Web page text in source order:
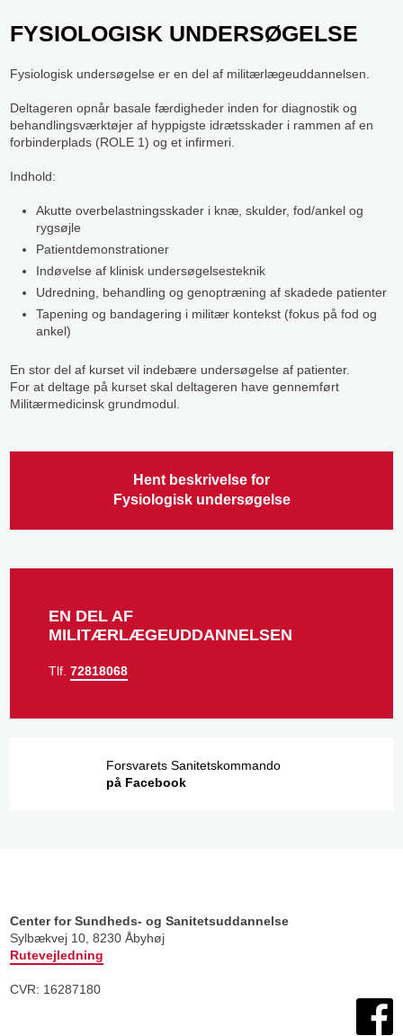
FYSIOLOGISK UNDERSØGELSE​
Fysiologisk undersøgelse er en del af militærlægeuddannelsen.
Deltageren opnår basale færdigheder inden for diagnostik og
behandlingsværktøjer af hyppigste idrætsskader i rammen af en
forbinderplads (ROLE 1) og et infirmeri.​
​Indhold:
​Akutte overbelastningsskader i knæ, skulder, fod/ankel og
rygsøjle
​Patientdemonstrationer
​Indøvelse af klinisk undersøgelsesteknik
​Udredning, behandling og genoptræning af skadede patienter
​Tapening og bandagering i militær kontekst (fokus på fod og
ankel)
En stor del af kurset vil indebære undersøgelse af patienter.
For at deltage på kurset skal deltageren have gennemført
Militærmedicinsk grundmodul.
Hent beskrivelse for
Fysiologisk ​undersøgelse
EN DEL AF
MILITÆRLÆGEUDDANNELSEN
Tlf. 72818068
Forsvarets Sanitetskommando
på Facebook​
Center for Sundheds- og Sanitetsuddannelse
​Sylbækvej 10, 8230 Åbyhøj
Rutevejledning
CVR: 16287180​